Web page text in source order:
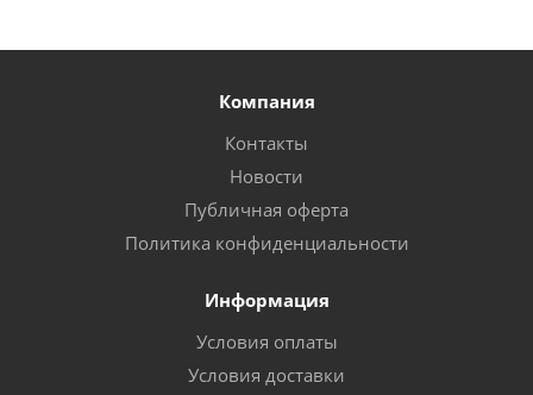
Компания
Контакты
Новости
Публичная оферта
Политика конфиденциальности
Информация
Условия оплаты
Условия доставки